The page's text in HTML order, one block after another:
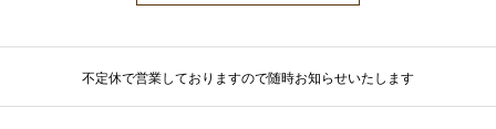
不定休で営業しておりますので随時お知らせいたします